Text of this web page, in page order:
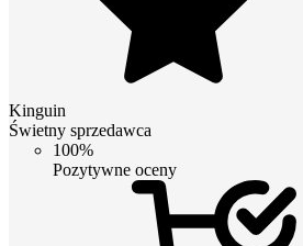
Kinguin
Świetny sprzedawca
100%
Pozytywne oceny